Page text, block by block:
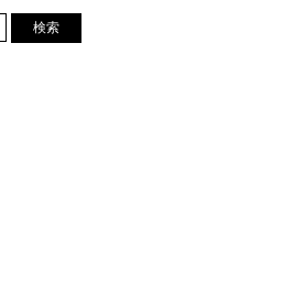
えなくても
良いのだが
で交互に開演されるため
らすると
う。
よ、屈辱の瞬間が」
もなあ、退き際を」
に過保護で
としても
からない
しね